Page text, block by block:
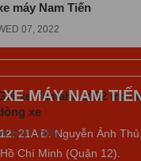
máy Nam Tiến
07, 2022
xe Yamaha 2022 mới
xe
07, 2022
MÁY NAM
: 21A Đ. Nguyễn Ảnh
Chí Minh (Quận 12).